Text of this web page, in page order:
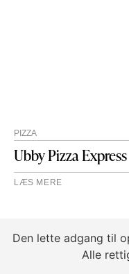
PIZZA
Ubby Pizza Express
LÆS MERE
Den lette adgang til
Alle